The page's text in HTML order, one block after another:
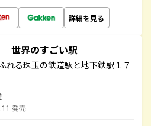
詳細を見る
世界のすごい駅
れる珠玉の鉄道駅と地下鉄駅１７
発売